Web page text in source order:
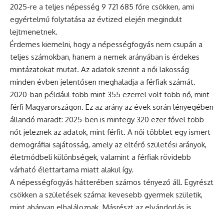
2025-re a teljes népesség 9 721 685 főre csökken, ami
egyértelmű folytatása az évtized elején megindult
lejtmenetnek.
Érdemes kiemelni, hogy a népességfogyás nem csupán a
teljes számokban, hanem a nemek arányában is érdekes
mintázatokat mutat. Az adatok szerint a női lakosság
minden évben jelentősen meghaladja a férfiak számát.
2020-ban például több mint 355 ezerrel volt több nő, mint
férfi Magyarországon. Ez az arány az évek során lényegében
állandó maradt: 2025-ben is mintegy 320 ezer fővel több
nőt jeleznek az adatok, mint férfit. A női többlet egy ismert
demográfiai sajátosság, amely az eltérő születési arányok,
életmódbeli különbségek, valamint a férfiak rövidebb
várható élettartama miatt alakul így.
A népességfogyás hátterében számos tényező áll. Egyrészt
csökken a születések száma: kevesebb gyermek születik,